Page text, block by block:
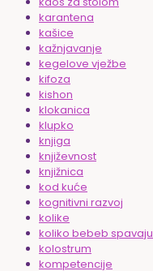
karantena
kašice
kažnjavanje
kegelove vježbe
kifoza
kishon
klokanica
klupko
knjiga
književnost
knjižnica
kod kuće
kognitivni razvoj
kolike
koliko bebeb spavaju
kolostrum
kompetencije